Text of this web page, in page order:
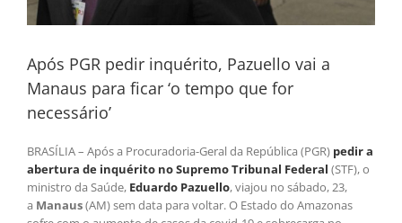
Após PGR pedir inquérito, Pazuello vai a
Manaus para ficar ‘o tempo que for
necessário’
BRASÍLIA – Após a Procuradoria-Geral da República (PGR) pedir a
abertura de inquérito no Supremo Tribunal Federal (STF), o
ministro da Saúde, Eduardo Pazuello, viajou no sábado, 23,
a Manaus(AM) sem data para voltar. O Estado do Amazonas